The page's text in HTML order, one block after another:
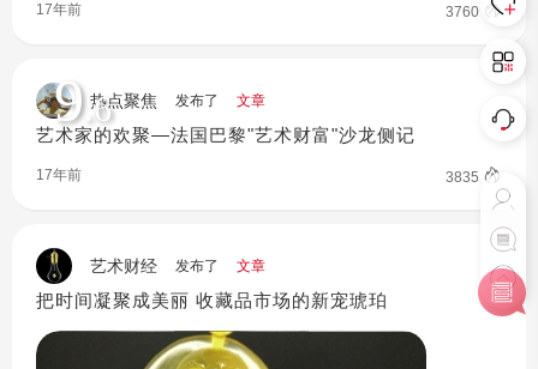
17年前 3760
热点聚焦 发布了 文章
艺术家的欢聚—法国巴黎"艺术财富"沙龙侧记
9.6
17年前 3835
艺术财经 发布了 文章
把时间凝聚成美丽 收藏品市场的新宠琥珀